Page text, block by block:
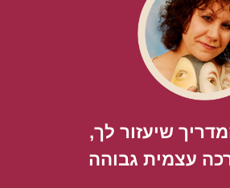
הבכי אנחנו
הרוגע ואת תחושת
אצורים אצלכם
שיעזור לך,
עצמית גבוהה​